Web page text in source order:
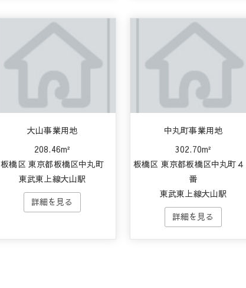
大山事業用地
208.46m²
板橋区 東京都板橋区中丸町
東武東上線大山駅
中丸町事業用地
302.70m²
板橋区 東京都板橋区中丸町４
番
東武東上線大山駅